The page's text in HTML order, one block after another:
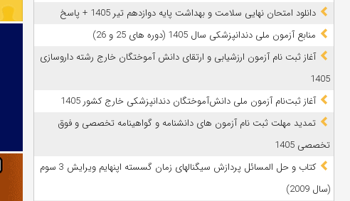
دانلود امتحان نهایی سلامت و بهداشت پایه دوازدهم تیر 1405 + پاسخ
ﻣﻨﺎﺑﻊ آزﻣﻮن ﻣﻠﯽ دندانپزشکی سال 1405 (دوره های 25 و 26)
آغاز ثبت نام آزمون‌ ارزشیابی و ارتقای دانش آموختگان خارج رشته داروسازی
1405
آغاز ثبت‌نام آزمون ملی دانش‌آموختگان دندانپزشکی خارج کشور 1405
تمدید مهلت ثبت نام آزمون های دانشنامه و گواهینامه تخصصی و فوق
تخصصی 1405
کتاب و حل المسائل پردازش سیگنالهای زمان گسسته اپنهایم ویرایش 3 سوم
(سال 2009)